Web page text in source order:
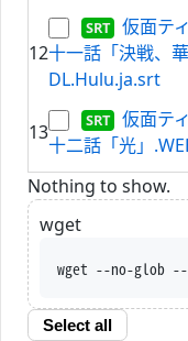
12
仮面テ
十一話「決戦、
DL.Hulu.ja.srt
13
仮面テ
十二話「光」
Nothing to show.
wget
wget --no-glob --no-
Select all